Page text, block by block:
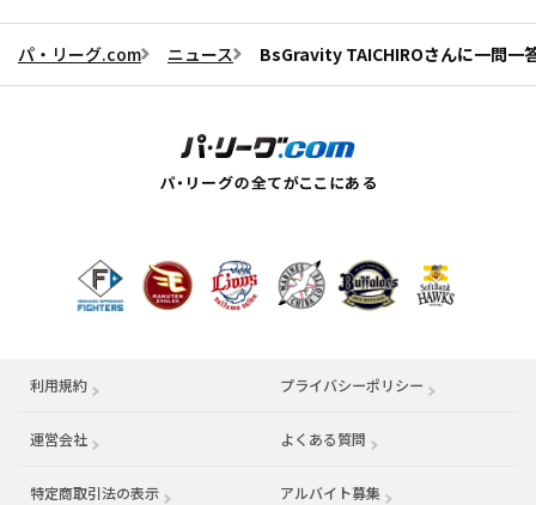
パ・リーグ.com ニュース BsGravity TAICHIROさんに一問一
利用規約 プライバシーポリシー
運営会社 （別ウィンドウで開く） よくある質問
特定商取引法の表示 アルバイト募集 （別ウィンドウで開く